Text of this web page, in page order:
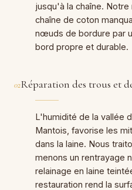
jusqu'à la chaîne.
chaîne de coton
nœuds de bordure par
bord propre et durable.
02Réparation des trous et
L'humidité de la vallée
Mantois, favorise les
dans la laine. Nous
menons un rentrayage
relainage en laine
restauration rend la